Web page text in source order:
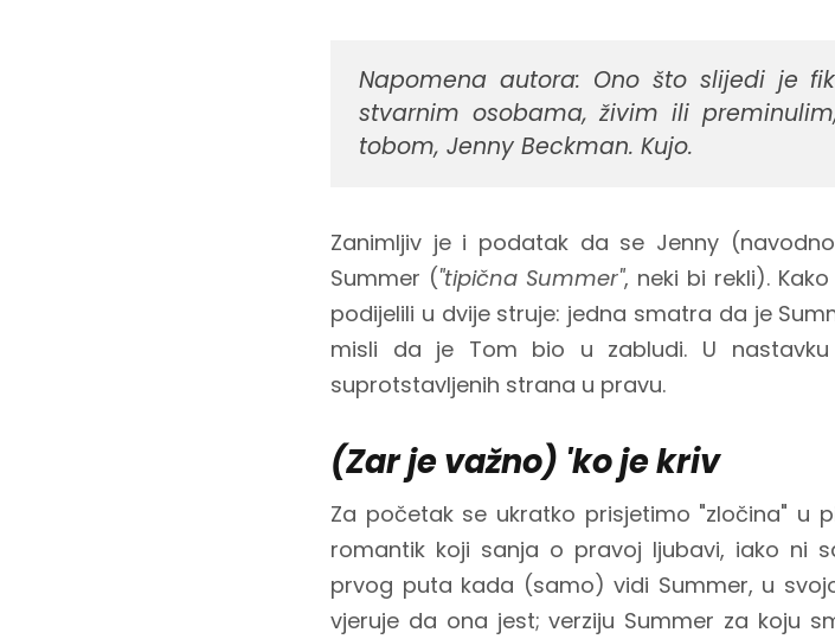
Napomena autora: Ono što slijedi je
stvarnim osobama, živim ili
tobom, Jenny Beckman. Kujo.
Zanimljiv je i podatak da se Jenny
Summer ("tipična Summer", neki bi rekli).
podijelili u dvije struje: jedna smatra da je
misli da je Tom bio u zabludi. U
suprotstavljenih strana u pravu.
(Zar je važno) 'ko je kriv
Za početak se ukratko prisjetimo "zločina" u
romantik koji sanja o pravoj ljubavi, iako ni
prvog puta kada (samo) vidi Summer, u
vjeruje da ona jest; verziju Summer za koju